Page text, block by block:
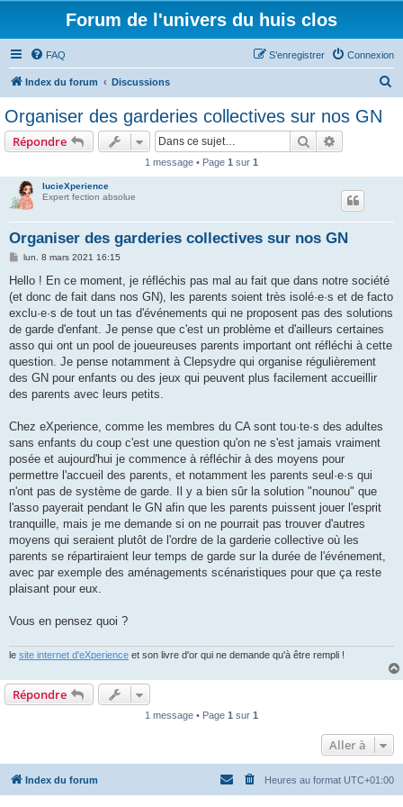
Forum de l'univers du huis clos
FAQ Connexion
S’enregistrer
Index du forum Discussions
Organiser des garderies collectives sur nos GN
Répondre Rechercher
1 message • Page 1 sur 1
lucieXperience
Expert fection absolue
Organiser des garderies collectives sur nos GN
M
s
a
g
lun. 8 mars 2021 16:15
Hello ! En ce moment, je réfléchis pas mal au fait que dans notre société
(et donc de fait dans nos GN), les parents soient très isolé·e·s et de facto
exclu·e·s de tout un tas d'événements qui ne proposent pas des solutions
de garde d'enfant. Je pense que c'est un problème et d'ailleurs certaines
asso qui ont un pool de joueureuses parents important ont réfléchi à cette
question. Je pense notamment à Clepsydre qui organise régulièrement
des GN pour enfants ou des jeux qui peuvent plus facilement accueillir
des parents avec leurs petits.
Chez eXperience, comme les membres du CA sont tou·te·s des adultes
sans enfants du coup c'est une question qu'on ne s'est jamais vraiment
posée et aujourd'hui je commence à réfléchir à des moyens pour
permettre l'accueil des parents, et notamment les parents seul·e·s qui
n'ont pas de système de garde. Il y a bien sûr la solution "nounou" que
l'asso payerait pendant le GN afin que les parents puissent jouer l'esprit
tranquille, mais je me demande si on ne pourrait pas trouver d'autres
moyens qui seraient plutôt de l'ordre de la garderie collective où les
parents se répartiraient leur temps de garde sur la durée de l'événement,
avec par exemple des aménagements scénaristiques pour que ça reste
plaisant pour eux.
Vous en pensez quoi ?
le site internet d'eXperience et son livre d'or qui ne demande qu'à être rempli !
Répondre
1 message • Page 1 sur 1
Aller à
Index du forum Heures au format UTC+01:00